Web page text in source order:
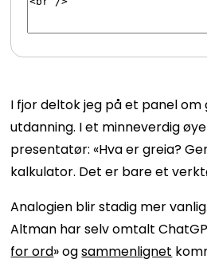
I fjor deltok jeg på et panel om
utdanning. I et minneverdig
presentatør: «Hva er greia?
kalkulator. Det er bare et
Analogien blir stadig mer
Altman har selv omtalt
for ord» ogsammenlignet